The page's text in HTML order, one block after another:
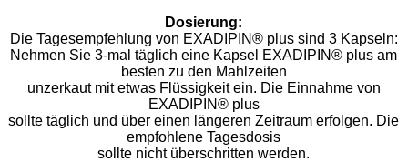
Dosierung:
Die Tagesempfehlung von EXADIPIN® plus sind 3 Kapseln:
Nehmen Sie 3-mal täglich eine Kapsel EXADIPIN® plus am
besten zu den Mahlzeiten
unzerkaut mit etwas Flüssigkeit ein. Die Einnahme von
EXADIPIN® plus
sollte täglich und über einen längeren Zeitraum erfolgen. Die
empfohlene Tagesdosis
sollte nicht überschritten werden.